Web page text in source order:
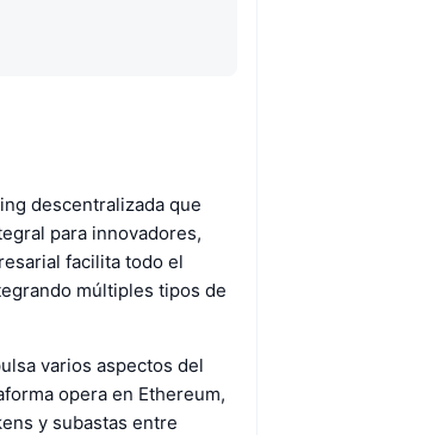
descentralizada que
para innovadores,
facilita todo el
múltiples tipos de
varios aspectos del
opera en Ethereum,
y subastas entre